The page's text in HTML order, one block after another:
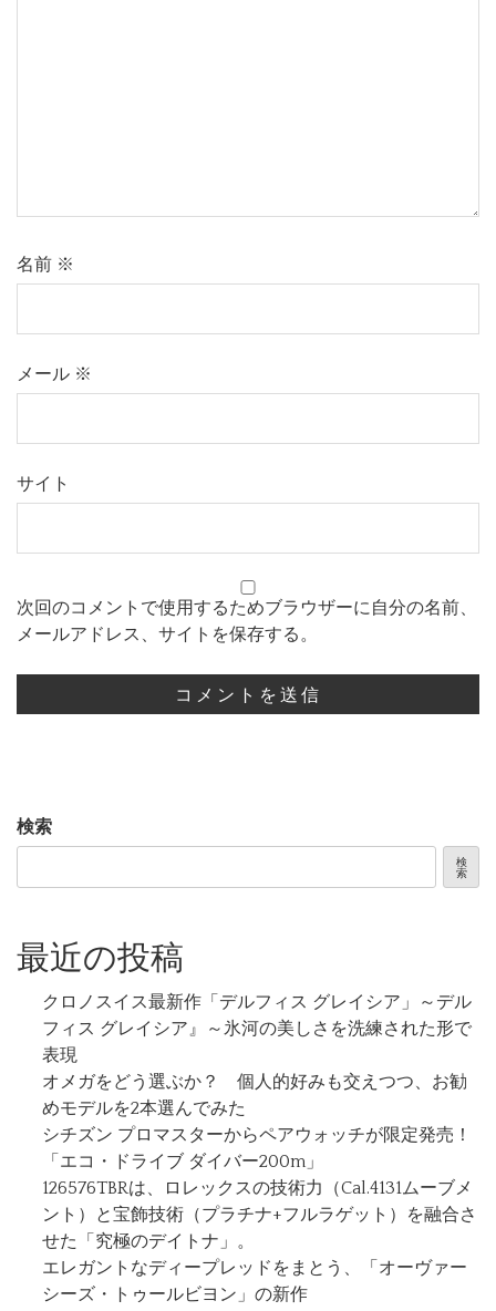
名前 ※
メール ※
サイト
次回のコメントで使用するためブラウザーに自分の名前、
メールアドレス、サイトを保存する。
検索
検
索
最近の投稿
クロノスイス最新作「デルフィス グレイシア」～デル
フィス グレイシア』～氷河の美しさを洗練された形で
表現
オメガをどう選ぶか？ 個人的好みも交えつつ、お勧
めモデルを2本選んでみた
シチズン プロマスターからペアウォッチが限定発売！
「エコ・ドライブ ダイバー200m」
126576TBRは、ロレックスの技術力（Cal.4131ムーブメ
ント）と宝飾技術（プラチナ+フルラゲット）を融合さ
せた「究極のデイトナ」。
エレガントなディープレッドをまとう、「オーヴァー
シーズ・トゥールビヨン」の新作